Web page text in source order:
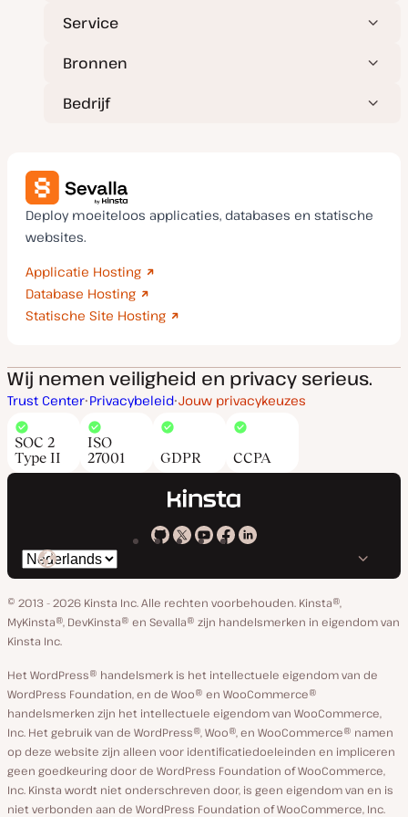
Service
Bronnen
Bedrijf
Deploy moeiteloos applicaties, databases en statische
websites.
Applicatie Hosting
Database Hosting
Statische Site Hosting
Wij nemen veiligheid en privacy serieus.
Trust Center Privacybeleid Jouw privacykeuzes
SOC 2
Type II
ISO
27001
GDPR CCPA
Kinsta
GitHub
Kinsta
X
Kinsta
YouTube
Kinsta
Facebook
Kinsta
Linkedin
Selecteer
taal
© 2013 - 2026 Kinsta Inc. Alle rechten voorbehouden. Kinsta®,
MyKinsta®, DevKinsta® en Sevalla® zijn handelsmerken in eigendom van
Kinsta Inc.
Het WordPress® handelsmerk is het intellectuele eigendom van de
WordPress Foundation, en de Woo® en WooCommerce®
handelsmerken zijn het intellectuele eigendom van WooCommerce,
Inc. Het gebruik van de WordPress®, Woo®, en WooCommerce® namen
op deze website zijn alleen voor identificatiedoeleinden en impliceren
geen goedkeuring door de WordPress Foundation of WooCommerce,
Inc. Kinsta wordt niet onderschreven door, is geen eigendom van en is
niet verbonden aan de WordPress Foundation of WooCommerce, Inc.